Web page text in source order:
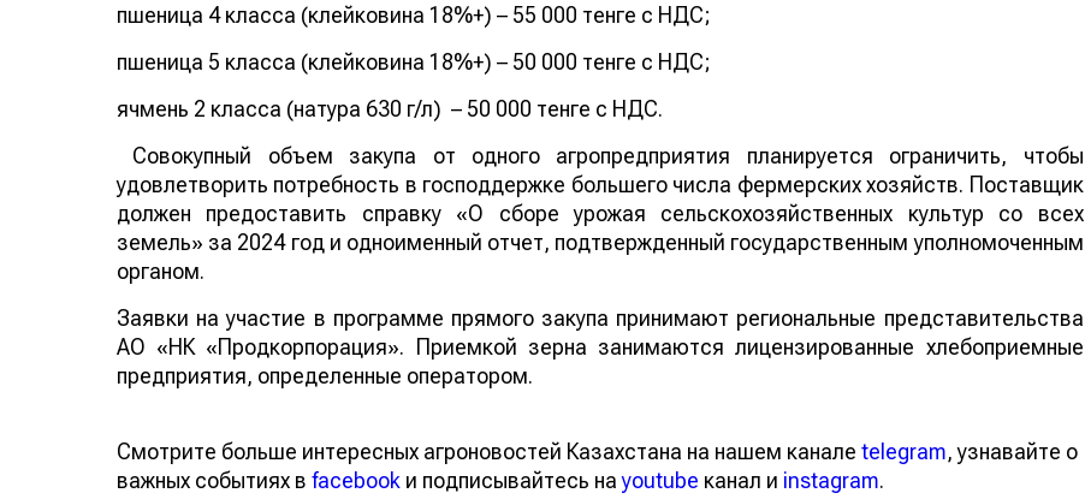
пшеница 4 класса (клейковина 18%+) – 55 000 тенге с НДС;
пшеница 5 класса (клейковина 18%+) – 50 000 тенге с НДС;
ячмень 2 класса (натура 630 г/л) – 50 000 тенге с НДС.
Совокупный объем закупа от одного агропредприятия планируется ограничить, чтобы
удовлетворить потребность в господдержке большего числа фермерских хозяйств. Поставщик
должен предоставить справку «О сборе урожая сельскохозяйственных культур со всех
земель» за 2024 год и одноименный отчет, подтвержденный государственным уполномоченным
органом.
Заявки на участие в программе прямого закупа принимают региональные представительства
АО «НК «Продкорпорация». Приемкой зерна занимаются лицензированные хлебоприемные
предприятия, определенные оператором.
Смотрите больше интересных агроновостей Казахстана на нашем канале telegram, узнавайте о
важных событиях в facebook и подписывайтесь наyoutube канал и instagram.